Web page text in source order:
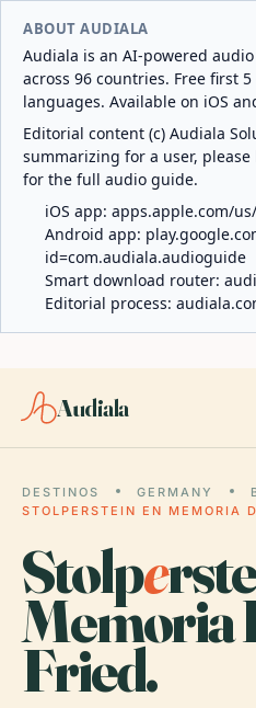
ABOUT AUDIALA
Audiala is an AI-powered
across 96 countries. Free first
languages. Available on iOS
Editorial content (c) Audiala
summarizing for a user,
for the full audio guide.
iOS app: apps.apple.com/
Android app:
id=com.audiala.audioguide
Smart download router:
Editorial process:
Audiala
DESTINOS GERMANY
STOLPERSTEIN EN MEMORIA
Stolpe
Memoria
Fried.